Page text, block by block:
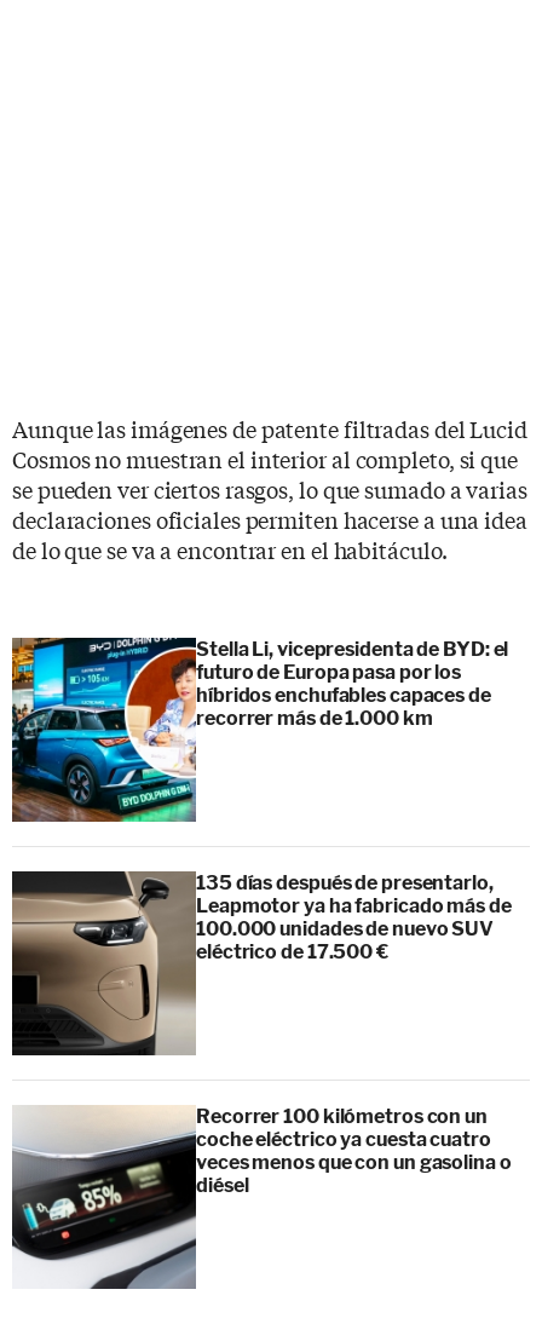
Aunque las imágenes de patente filtradas del Lucid
Cosmos no muestran el interior al completo, si que
se pueden ver ciertos rasgos, lo que sumado a varias
declaraciones oficiales permiten hacerse a una idea
de lo que se va a encontrar en el habitáculo.
Stella Li, vicepresidenta de BYD: el
futuro de Europa pasa por los
híbridos enchufables capaces de
recorrer más de 1.000 km
135 días después de presentarlo,
Leapmotor ya ha fabricado más de
100.000 unidades de nuevo SUV
eléctrico de 17.500 €
Recorrer 100 kilómetros con un
coche eléctrico ya cuesta cuatro
veces menos que con un gasolina o
diésel